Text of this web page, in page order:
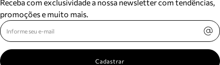
Receba com exclusividade a nossa newsletter com tendências,
promoções e muito mais.
Cadastrar